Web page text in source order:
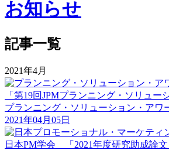
お知らせ
記事一覧
2021年4月
「第19回JPMプランニング・ソリュー
プランニング・ソリューション・アワ
2021年04月05日
日本PM学会 「2021年度研究助成論文